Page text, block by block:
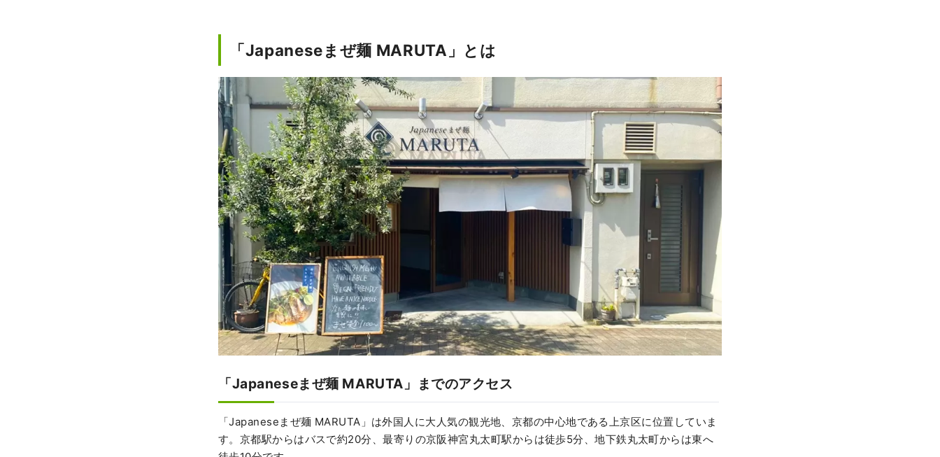
「Japaneseまぜ麺 MARUTA」とは
「Japaneseまぜ麺 MARUTA」までのアクセス
「Japaneseまぜ麺 MARUTA」は外国人に大人気の観光地、京都の中心地である上京区に位置していま
す。京都駅からはバスで約20分、最寄りの京阪神宮丸太町駅からは徒歩5分、地下鉄丸太町からは東へ